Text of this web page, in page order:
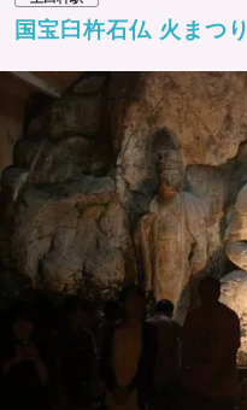
国宝臼杵石仏 火まつり